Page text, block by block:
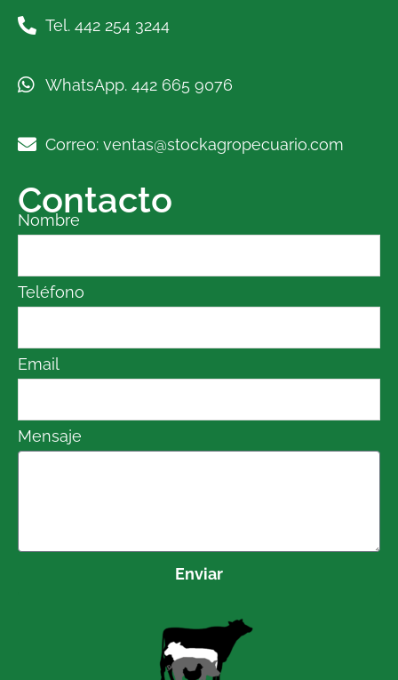
Tel. 442 254 3244
WhatsApp. 442 665 9076
Correo: ventas@stockagropecuario.com
Contacto
Nombre
Teléfono
Email
Mensaje
Enviar